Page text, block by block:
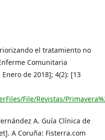
el tratamiento no
Comunitaria
de 2018]; 4(2): [13
File/Revistas/
A. Guía Clínica de
A Coruña: Fisterra.com